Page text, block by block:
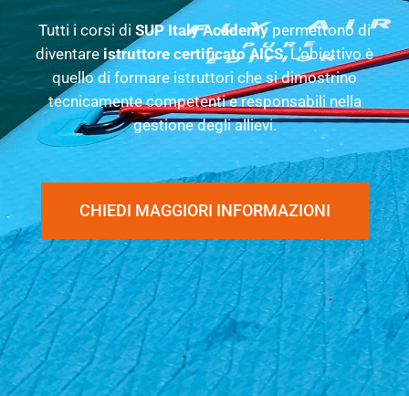
Tutti i corsi di SUP Italy Academy permettono di
diventare istruttore certificato AICS. L’obiettivo è
quello di formare istruttori che si dimostrino
tecnicamente competenti e responsabili nella
gestione degli allievi.
CHIEDI MAGGIORI INFORMAZIONI